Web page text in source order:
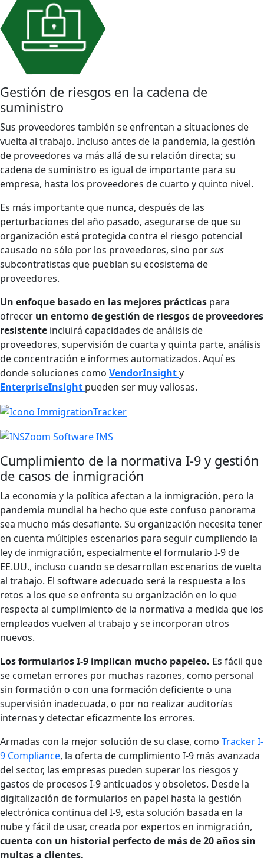
Gestión de riesgos en la cadena de
suministro
Sus proveedores también se enfrentan a situaciones de
vuelta al trabajo. Incluso antes de la pandemia, la gestión
de proveedores va más allá de su relación directa; su
cadena de suministro es igual de importante para su
empresa, hasta los proveedores de cuarto y quinto nivel.
Es más importante que nunca, después de las
perturbaciones del año pasado, asegurarse de que su
organización está protegida contra el riesgo potencial
causado no sólo por los proveedores, sino porsus
subcontratistas que pueblan su ecosistema de
proveedores.
Un enfoque basado en las mejores prácticas para
ofrecer un entorno de gestión de riesgos de proveedores
resistente incluirá capacidades de análisis de
proveedores, supervisión de cuarta y quinta parte, análisis
de concentración e informes automatizados. Aquí es
donde soluciones como VendorInsighty
EnterpriseInsight pueden ser muy valiosas.
Cumplimiento de la normativa I-9 y gestión
de casos de inmigración
La economía y la política afectan a la inmigración, pero la
pandemia mundial ha hecho que este confuso panorama
sea mucho más desafiante. Su organización necesita tener
en cuenta múltiples escenarios para seguir cumpliendo la
ley de inmigración, especialmente el formulario I-9 de
EE.UU., incluso cuando se desarrollan escenarios de vuelta
al trabajo. El software adecuado será la respuesta a los
retos a los que se enfrenta su organización en lo que
respecta al cumplimiento de la normativa a medida que los
empleados vuelven al trabajo y se incorporan otros
nuevos.
Los formularios I-9 implican mucho papeleo. Es fácil que
se cometan errores por muchas razones, como personal
sin formación o con una formación deficiente o una
supervisión inadecuada, o por no realizar auditorías
internas y detectar eficazmente los errores.
Armadas con la mejor solución de su clase, como Tracker I-
9 Compliance, la oferta de cumplimiento I-9 más avanzada
del sector, las empresas pueden superar los riesgos y
gastos de procesos I-9 anticuados y obsoletos. Desde la
digitalización de formularios en papel hasta la gestión
electrónica continua del I-9, esta solución basada en la
nube y fácil de usar, creada por expertos en inmigración,
cuenta con un historial perfecto de más de 20 años sin
multas a clientes.